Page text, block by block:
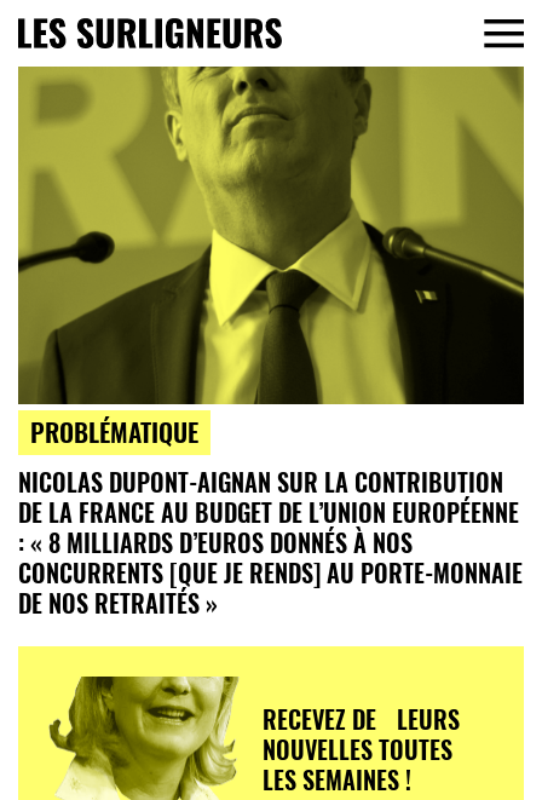
PROBLÉMATIQUE
NICOLAS DUPONT-AIGNAN SUR LA CONTRIBUTION
DE LA FRANCE AU BUDGET DE L’UNION EUROPÉENNE
: « 8 MILLIARDS D’EUROS DONNÉS À NOS
CONCURRENTS [QUE JE RENDS] AU PORTE-MONNAIE
DE NOS RETRAITÉS »
RECEVEZ DE LEURS
NOUVELLES TOUTES
LES SEMAINES !